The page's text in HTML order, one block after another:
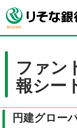
ファン
報シー
円建グロー